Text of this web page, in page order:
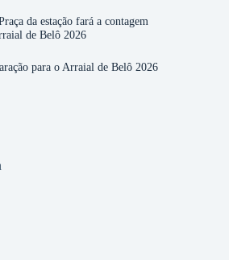
da estação fará a contagem
de Belô 2026
para o Arraial de Belô 2026